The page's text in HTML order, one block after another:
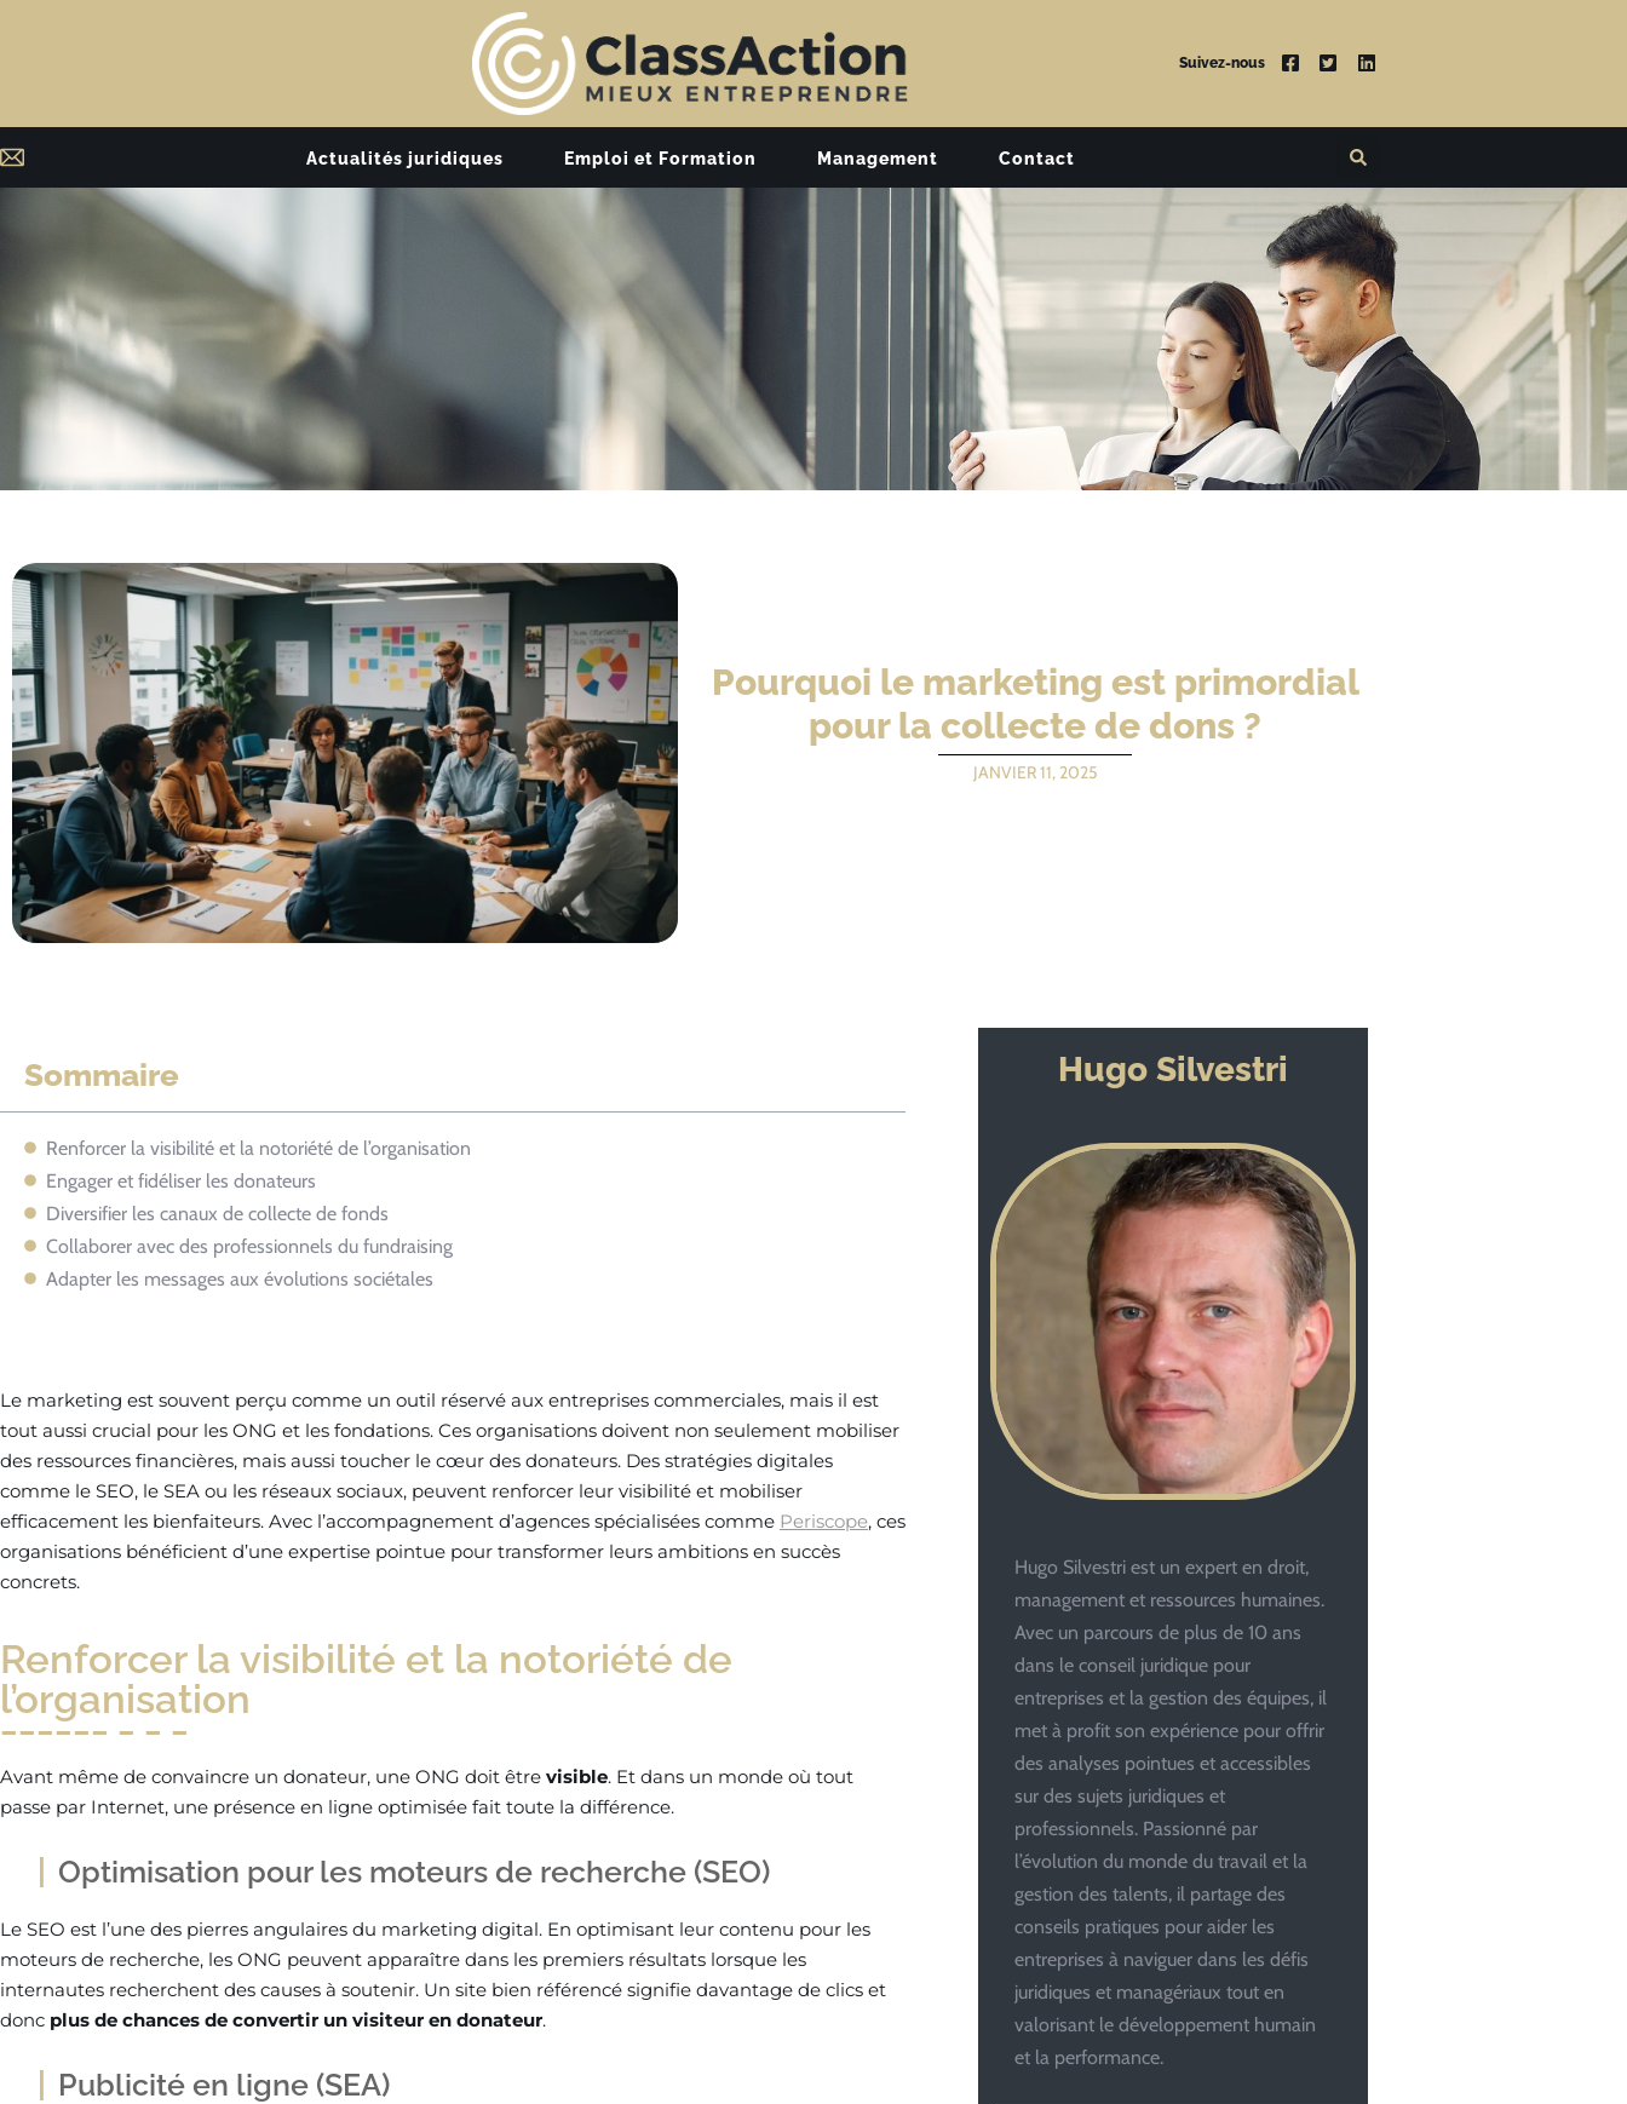
Suivez-nous
Actualités juridiques Emploi et Formation Management Contact
Pourquoi le marketing est primordial
pour la collecte de dons ?
JANVIER 11, 2025
Sommaire
Renforcer la visibilité et la notoriété de l’organisation
Engager et fidéliser les donateurs
Diversifier les canaux de collecte de fonds
Collaborer avec des professionnels du fundraising
Adapter les messages aux évolutions sociétales
Le marketing est souvent perçu comme un outil réservé aux entreprises commerciales, mais il est
tout aussi crucial pour les ONG et les fondations. Ces organisations doivent non seulement mobiliser
des ressources financières, mais aussi toucher le cœur des donateurs. Des stratégies digitales
comme le SEO, le SEA ou les réseaux sociaux, peuvent renforcer leur visibilité et mobiliser
efficacement les bienfaiteurs. Avec l’accompagnement d’agences spécialisées comme Periscope, ces
organisations bénéficient d’une expertise pointue pour transformer leurs ambitions en succès
concrets.
Renforcer la visibilité et la notoriété de
l’organisation
Avant même de convaincre un donateur, une ONG doit être visible. Et dans un monde où tout
passe par Internet, une présence en ligne optimisée fait toute la différence.
Optimisation pour les moteurs de recherche (SEO)
Le SEO est l’une des pierres angulaires du marketing digital. En optimisant leur contenu pour les
moteurs de recherche, les ONG peuvent apparaître dans les premiers résultats lorsque les
internautes recherchent des causes à soutenir. Un site bien référencé signifie davantage de clics et
donc plus de chances de convertir un visiteur en donateur.
Publicité en ligne (SEA)
Hugo Silvestri
Hugo Silvestri est un expert en droit,
management et ressources humaines.
Avec un parcours de plus de 10 ans
dans le conseil juridique pour
entreprises et la gestion des équipes, il
met à profit son expérience pour offrir
des analyses pointues et accessibles
sur des sujets juridiques et
professionnels. Passionné par
l’évolution du monde du travail et la
gestion des talents, il partage des
conseils pratiques pour aider les
entreprises à naviguer dans les défis
juridiques et managériaux tout en
valorisant le développement humain
et la performance.